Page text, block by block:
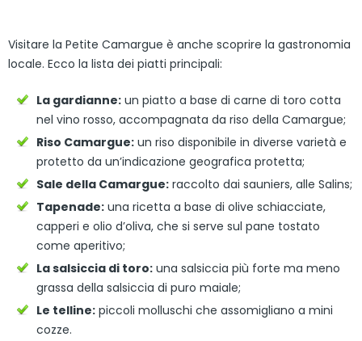
Visitare la Petite Camargue è anche scoprire la gastronomia
locale. Ecco la lista dei piatti principali:
La gardianne: un piatto a base di carne di toro cotta
nel vino rosso, accompagnata da riso della Camargue;
Riso Camargue: un riso disponibile in diverse varietà e
protetto da un’indicazione geografica protetta;
Sale della Camargue: raccolto dai sauniers, alle Salins;
Tapenade: una ricetta a base di olive schiacciate,
capperi e olio d’oliva, che si serve sul pane tostato
come aperitivo;
La salsiccia di toro: una salsiccia più forte ma meno
grassa della salsiccia di puro maiale;
Le telline: piccoli molluschi che assomigliano a mini
cozze.